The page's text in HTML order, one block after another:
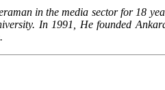
in the media sector for 18
In 1991, He founded